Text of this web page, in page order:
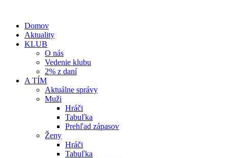
Domov
Aktuality
KLUB
O nás
Vedenie klubu
2% z daní
A TÍM
Aktuálne správy
Muži
Hráči
Tabuľka
Prehľad zápasov
Ženy
Hráči
Tabuľka